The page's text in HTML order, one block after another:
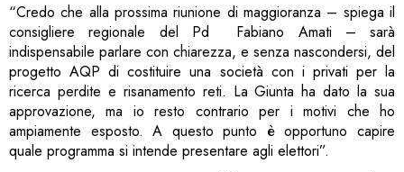
“Credo che alla prossima riunione di maggioranza – spiega il
consigliere regionale del Pd Fabiano Amati – sarà
indispensabile parlare con chiarezza, e senza nascondersi, del
progetto AQP di costituire una società con i privati per la
ricerca perdite e risanamento reti. La Giunta ha dato la sua
approvazione, ma io resto contrario per i motivi che ho
ampiamente esposto. A questo punto è opportuno capire
quale programma si intende presentare agli elettori”.